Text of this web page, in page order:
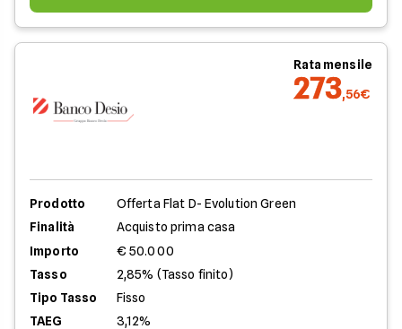
Rata mensile
273,56€
Prodotto
Offerta Flat D- Evolution Green
Finalità
Acquisto prima casa
Importo
€ 50.000
Tasso
2,85% (Tasso finito)
Tipo Tasso
Fisso
TAEG
3,12%